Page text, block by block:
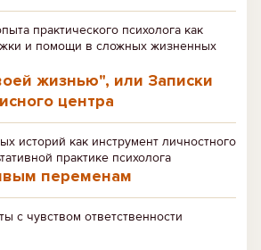
практического психолога как
и помощи в сложных жизненных
жизнью", или Записки
центра
историй как инструмент личностного
практике психолога
переменам
с чувством ответственности